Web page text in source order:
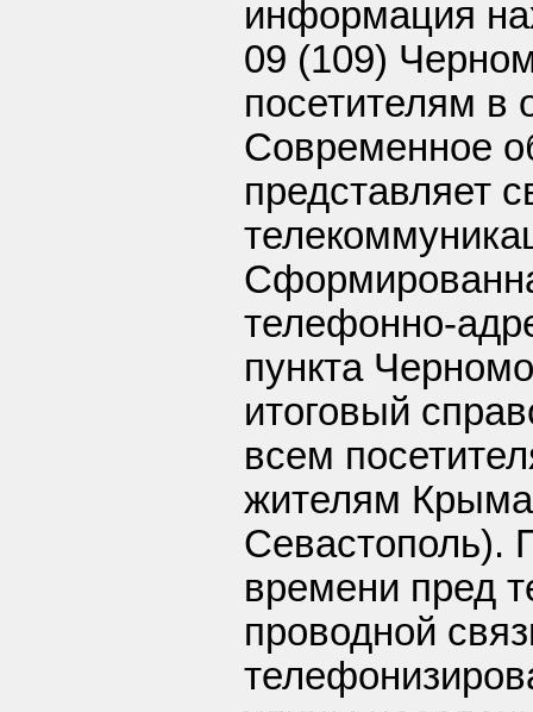
информация
09 (109)
посетителям в
Современное
представляет
телефонно-
пункта
итоговый
всем
жителям
Севастополь).
времени пред
проводной